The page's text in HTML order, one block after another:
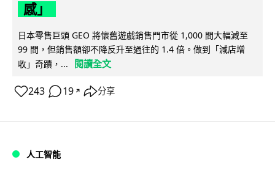
感」
日本零售巨頭 GEO 將懷舊遊戲銷售門市從 1,000 間大幅減至
99 間，但銷售額卻不降反升至過往的 1.4 倍。做到「減店增
收」奇蹟，...
閱讀全文
243 19 ↗ 分享
人工智能